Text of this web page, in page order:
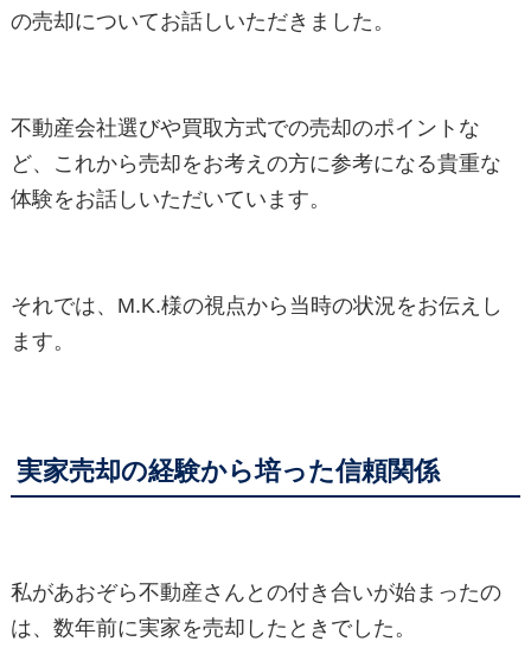
の売却についてお話しいただきました。
不動産会社選びや買取方式での売却のポイントな
ど、これから売却をお考えの方に参考になる貴重な
体験をお話しいただいています。
それでは、M.K.様の視点から当時の状況をお伝えし
ます。
実家売却の経験から培った信頼関係
私があおぞら不動産さんとの付き合いが始まったの
は、数年前に実家を売却したときでした。